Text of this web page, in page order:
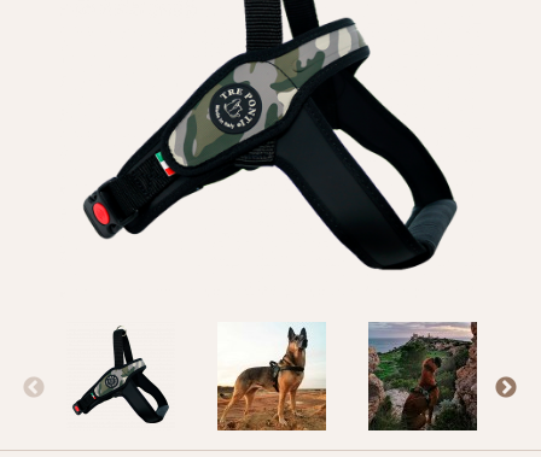
Оплата и доставка
Программа лояльности
О Нас
Оптовым клиентам
Контакты
+380 (95) 095-00-05